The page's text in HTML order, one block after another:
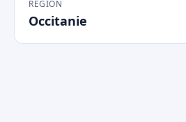
RÉGION
Occitanie